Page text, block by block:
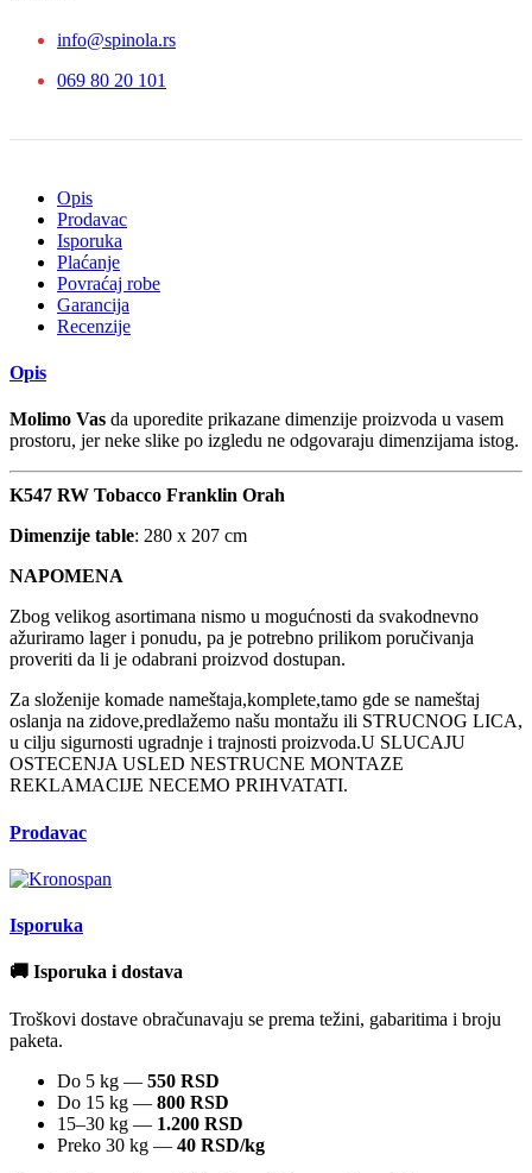
info@spinola.rs
069 80 20 101
Opis
Prodavac
Isporuka
Plaćanje
Povraćaj robe
Garancija
Recenzije
Opis
Molimo Vas da uporedite prikazane dimenzije proizvoda u vasem
prostoru, jer neke slike po izgledu ne odgovaraju dimenzijama istog.
K547 RW Tobacco Franklin Orah
Dimenzije table: 280 x 207 cm
NAPOMENA
Zbog velikog asortimana nismo u mogućnosti da svakodnevno
ažuriramo lager i ponudu, pa je potrebno prilikom poručivanja
proveriti da li je odabrani proizvod dostupan.
Za složenije komade nameštaja,komplete,tamo gde se nameštaj
oslanja na zidove,predlažemo našu montažu ili STRUCNOG LICA,
u cilju sigurnosti ugradnje i trajnosti proizvoda.U SLUCAJU
OSTECENJA USLED NESTRUCNE MONTAZE
REKLAMACIJE NECEMO PRIHVATATI.
Prodavac
Isporuka
🚚 Isporuka i dostava
Troškovi dostave obračunavaju se prema težini, gabaritima i broju
paketa.
Do 5 kg — 550 RSD
Do 15 kg — 800 RSD
15–30 kg — 1.200 RSD
Preko 30 kg — 40 RSD/kg